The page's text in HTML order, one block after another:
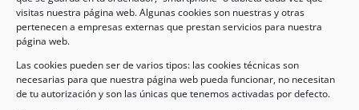
visitas nuestra página web. Algunas cookies son nuestras y otras
pertenecen a empresas externas que prestan servicios para nuestra
página web.
Las cookies pueden ser de varios tipos: las cookies técnicas son
necesarias para que nuestra página web pueda funcionar, no necesitan
de tu autorización y son las únicas que tenemos activadas por defecto.
Legal
AVISO LEGAL